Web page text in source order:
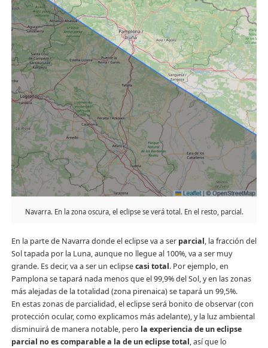
Navarra. En la zona oscura, el eclipse se verá total. En el resto, parcial.
En la parte de Navarra donde el eclipse va a ser parcial, la fracción del
Sol tapada por la Luna, aunque no llegue al 100%, va a ser muy
grande. Es decir, va a ser un eclipsecasi total. Por ejemplo, en
Pamplona se tapará nada menos que el 99,9% del Sol, y en las zonas
más alejadas de la totalidad (zona pirenaica) se tapará un 99,5%.
En estas zonas de parcialidad, el eclipse será bonito de observar (con
protección ocular, como explicamos más adelante), y la luz ambiental
disminuirá de manera notable, pero la experiencia de un eclipse
parcial no es comparable a la de un eclipse total, así que lo